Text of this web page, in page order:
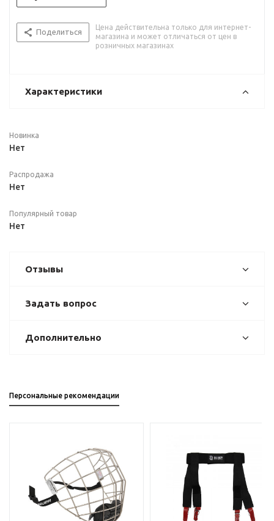
Поделиться
Цена действительна только для интернет-
магазина и может отличаться от цен в
розничных магазинах
Характеристики
Новинка
Нет
Распродажа
Нет
Популярный товар
Нет
Отзывы
Задать вопрос
Дополнительно
Персональные рекомендации